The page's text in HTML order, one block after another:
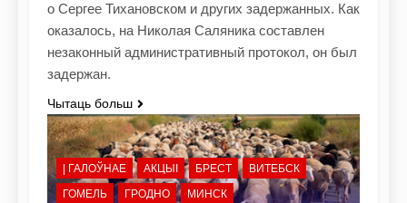
о Сергее Тихановском и других задержанных. Как
оказалось, на Николая Саляника составлен
незаконный административный протокол, он был
задержан.
Чытаць больш
| ГАЛОЎНАЕ АКЦЫІ БРЕСТ
ВИТЕБСК
ГОМЕЛЬ
ГРОДНО
МИНСК